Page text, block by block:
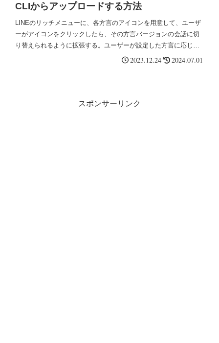
CLIからアップロードする方法
LINEのリッチメニューに、各方言のアイコンを用意して、ユーザ
ーがアイコンをクリックしたら、その方言バージョンの会話に切
り替えられるように拡張する。ユーザーが設定した方言に応じた
プロンプトを呼び出して、OPENAI_APIに渡す。
2023.12.24 2024.07.01
スポンサーリンク